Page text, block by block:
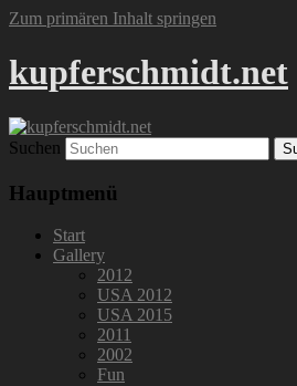
Zum primären Inhalt springen
kupferschmidt.net
Suchen
Hauptmenü
Start
Gallery
2012
USA 2012
USA 2015
2011
2002
Fun